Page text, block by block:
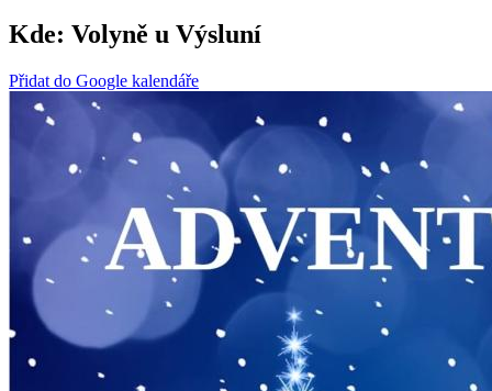
Kde: Volyně u Výsluní
Přidat do Google kalendáře